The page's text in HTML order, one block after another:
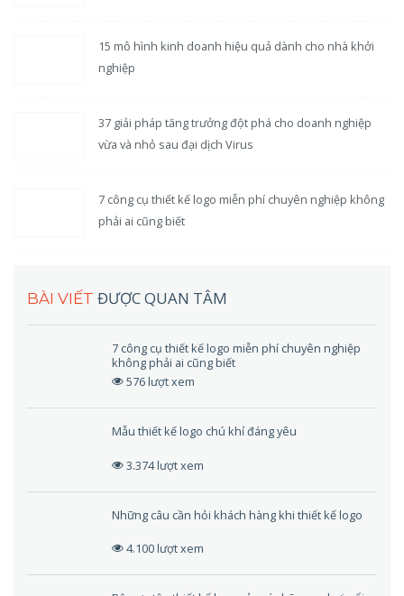
15 mô hình kinh doanh hiệu quả dành cho nhà khởi
nghiệp
37 giải pháp tăng trưởng đột phá cho doanh nghiệp
vừa và nhỏ sau đại dịch Virus
7 công cụ thiết kế logo miễn phí chuyên nghiệp không
phải ai cũng biết
BÀI VIẾT ĐƯỢC QUAN TÂM
7 công cụ thiết kế logo miễn phí chuyên nghiệp
không phải ai cũng biết
576 lượt xem
Mẫu thiết kế logo chú khỉ đáng yêu
3.374 lượt xem
Những câu cần hỏi khách hàng khi thiết kế logo
4.100 lượt xem